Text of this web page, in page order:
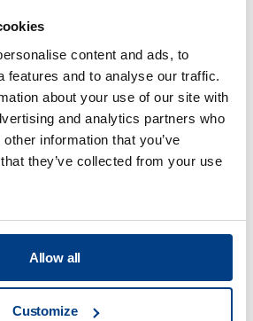
content and ads, to
features and to analyse our traffic.
about your use of our site with
and analytics partners who
information that you’ve
they’ve collected from your use
Allow all
Customize
法加工的硫化物固态电池